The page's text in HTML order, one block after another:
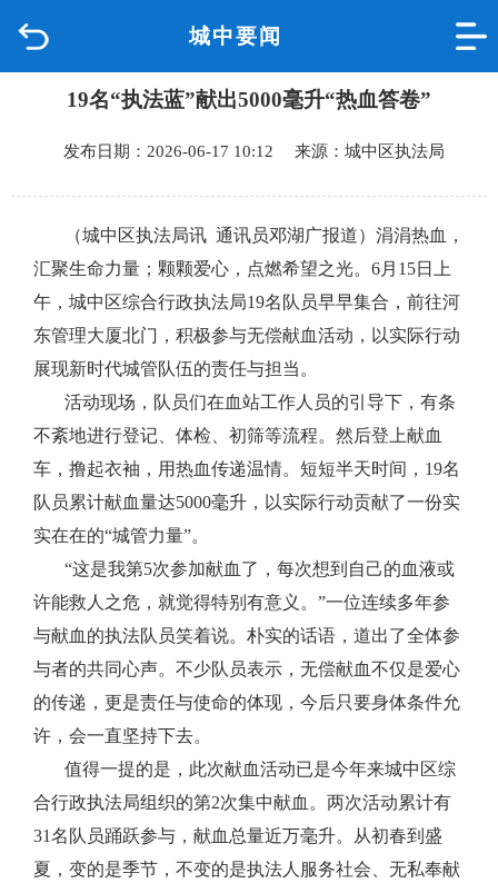
城中要闻
品质城中
新闻中心
政府信息公开
互动回应
数据专题
19名“执法蓝”献出5000毫升“热血答卷”
发布日期：2026-06-17 10:12 来源：城中区执法局
（城中区执法局讯 通讯员邓湖广报道）涓涓热血，
汇聚生命力量；颗颗爱心，点燃希望之光。 6月 15日上
午，城中区综合行政执法局19名队员早早集合，前往河
东管理大厦北门，积极参与无偿献血活动，以实际行动
展现新时代城管队伍的责任与担当。
活动现场，队员们在血站工作人员的引导下，有条
不紊地进行登记、体检、初筛等流程。然后登上献血
车，撸起衣袖，用热血传递温情。短短半天时间， 19名
队员累计献血量达5000毫升，以实际行动贡献了一份实
实在在的“城管力量”。
“这是我第5次参加献血了，每次想到自己的血液或
许能救人之危，就觉得特别有意义。”一位连续多年参
与献血的执法队员笑着说。朴实的话语，道出了全体参
与者的共同心声。不少队员表示，无偿献血不仅是爱心
的传递，更是责任与使命的体现，今后只要身体条件允
许，会一直坚持下去。
值得一提的是，此次献血活动已是今年来城中区综
合行政执法局组织的第2次集中献血。两次活动累计有
31名队员踊跃参与，献血总量近万毫升。从初春到盛
夏，变的是季节，不变的是执法人服务社会、无私奉献